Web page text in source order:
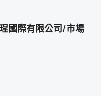
國際有限公司/市場